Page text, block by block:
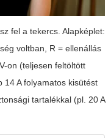
fel a tekercs. Alapképlet:
voltban, R = ellenállás
on (teljesen feltöltött
14 A folyamatos kisütést
tartalékkal (pl. 20 A